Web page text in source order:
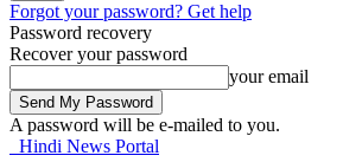
Forgot your password? Get help
Password recovery
Recover your password
your email
A password will be e-mailed to you.
Hindi News Portal